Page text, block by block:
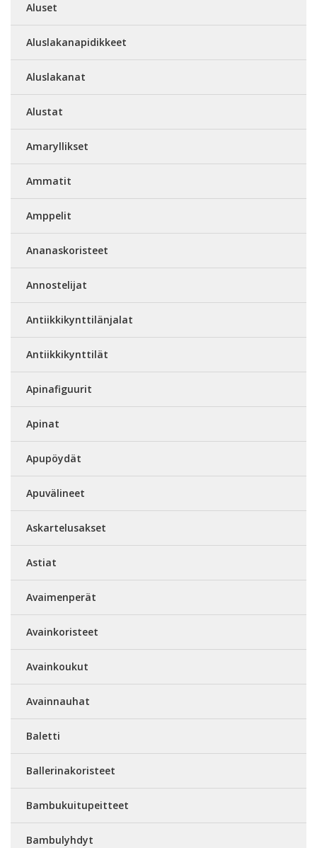
Aluset
Aluslakanapidikkeet
Aluslakanat
Alustat
Amaryllikset
Ammatit
Amppelit
Ananaskoristeet
Annostelijat
Antiikkikynttilänjalat
Antiikkikynttilät
Apinafiguurit
Apinat
Apupöydät
Apuvälineet
Askartelusakset
Astiat
Avaimenperät
Avainkoristeet
Avainkoukut
Avainnauhat
Baletti
Ballerinakoristeet
Bambukuitupeitteet
Bambulyhdyt